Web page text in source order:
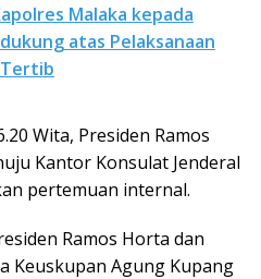
Malaka kepada
atas Pelaksanaan
Tertib
Wita, Presiden Ramos
Kantor Konsulat Jenderal
pertemuan internal.
Ramos Horta dan
Keuskupan Agung Kupang